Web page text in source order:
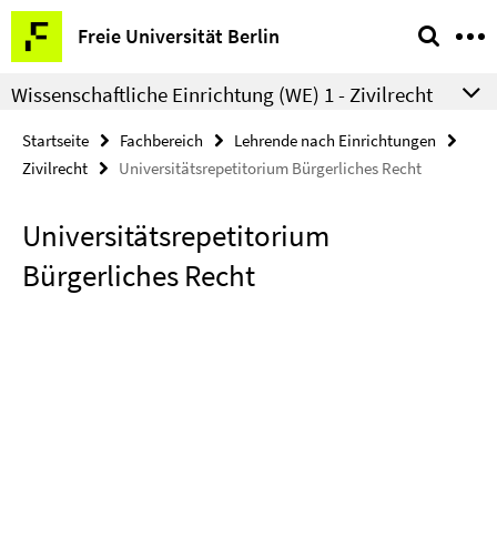
Springe
direkt
zu
Inhalt
Freie Universität Berlin
Service-
Navigation
Wissenschaftliche Einrichtung (WE) 1 - Zivilrecht
Startseite Fachbereich
Lehrende nach Einrichtungen
Zivilrecht
Universitätsrepetitorium Bürgerliches Recht
Universitätsrepetitorium
Bürgerliches Recht